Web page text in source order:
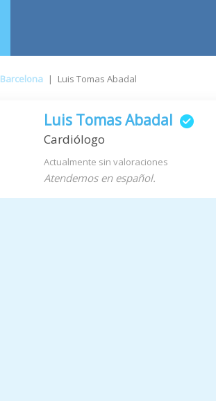
Barcelona | Luis Tomas Abadal
Luis Tomas Abadal
Cardiólogo
Actualmente sin valoraciones
Atendemos en español.